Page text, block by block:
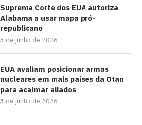
Suprema Corte dos EUA autoriza
Alabama a usar mapa pró-
republicano
3 de junho de 2026
EUA avaliam posicionar armas
nucleares em mais países da Otan
para acalmar aliados
3 de junho de 2026